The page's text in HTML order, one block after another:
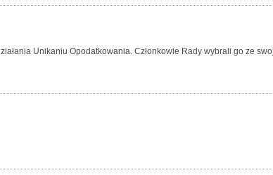
Unikaniu Opodatkowania. Członkowie Rady wybrali go ze